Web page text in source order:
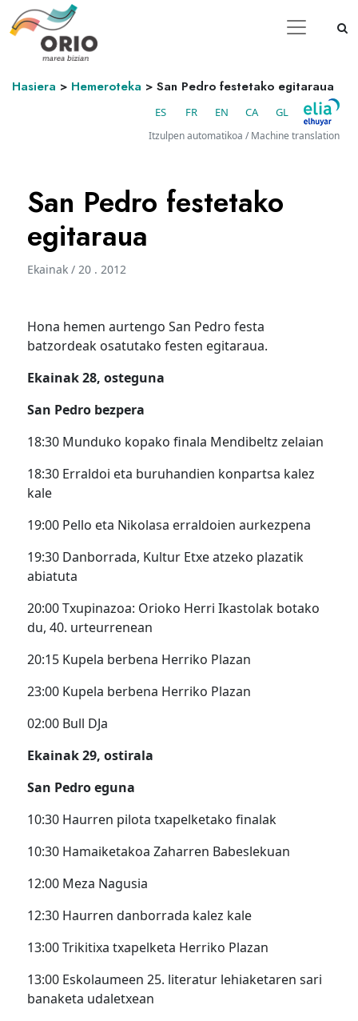
Hasiera > Hemeroteka > San Pedro festetako egitaraua
ES FR EN CA GL
Itzulpen automatikoa / Machine translation
San Pedro festetako
egitaraua
Ekainak / 20 . 2012
Hona hemen aurtengo San Pedro festa
batzordeak osatutako festen egitaraua.
Ekainak 28, osteguna
San Pedro bezpera
18:30 Munduko kopako finala Mendibeltz zelaian
18:30 Erraldoi eta buruhandien konpartsa kalez
kale
19:00 Pello eta Nikolasa erraldoien aurkezpena
19:30 Danborrada, Kultur Etxe atzeko plazatik
abiatuta
20:00 Txupinazoa: Orioko Herri Ikastolak botako
du, 40. urteurrenean
20:15 Kupela berbena Herriko Plazan
23:00 Kupela berbena Herriko Plazan
02:00 Bull DJa
Ekainak 29, ostirala
San Pedro eguna
10:30 Haurren pilota txapelketako finalak
10:30 Hamaiketakoa Zaharren Babeslekuan
12:00 Meza Nagusia
12:30 Haurren danborrada kalez kale
13:00 Trikitixa txapelketa Herriko Plazan
13:00 Eskolaumeen 25. literatur lehiaketaren sari
banaketa udaletxean